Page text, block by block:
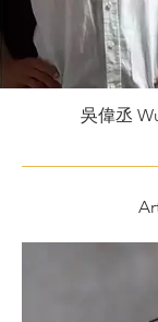
吳偉丞